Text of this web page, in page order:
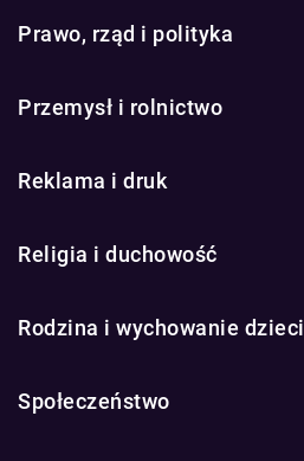
Prawo, rząd i polityka
Przemysł i rolnictwo
Reklama i druk
Religia i duchowość
Rodzina i wychowanie dzieci
Społeczeństwo